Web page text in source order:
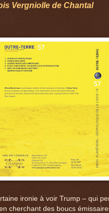
Vergniolle de Chantal
ironie à voir Trump – qui
cherchant des boucs